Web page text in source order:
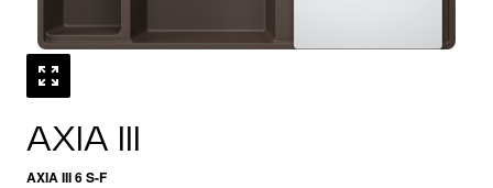
AXIA III
AXIA III 6 S-F
1 /0